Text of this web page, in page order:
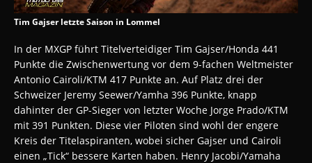
Tim Gajser letzte Saison in Lommel
In der MXGP führt Titelverteidiger Tim Gajser/Honda 441
Punkte die Zwischenwertung vor dem 9-fachen Weltmeister
Antonio Cairoli/KTM 417 Punkte an. Auf Platz drei der
Schweizer Jeremy Seewer/Yamha 396 Punkte, knapp
dahinter der GP-Sieger von letzter Woche Jorge Prado/KTM
mit 391 Punkten. Diese vier Piloten sind wohl der engere
Kreis der Titelaspiranten, wobei sicher Gajser und Cairoli
einen „Tick“ bessere Karten haben. Henry Jacobi/Yamaha